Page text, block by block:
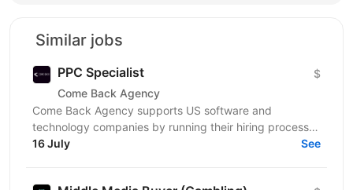
Similar jobs
PPC Specialist
Come Back Agency
$
Come Back Agency supports US software and
technology companies by running their hiring process.
We work with delivery and leadership teams to define
16 July See